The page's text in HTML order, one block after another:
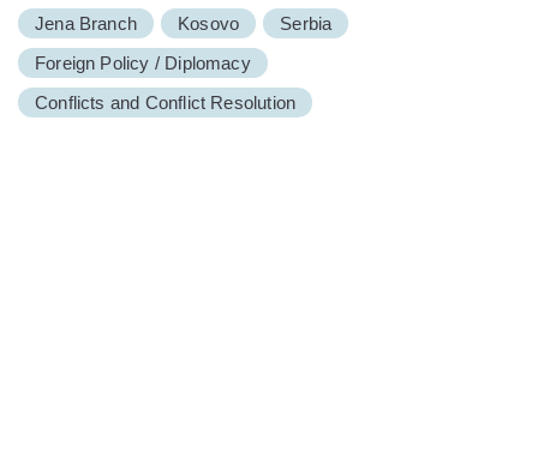
Jena Branch Kosovo
Serbia
Foreign Policy / Diplomacy
Conflicts and Conflict Resolution